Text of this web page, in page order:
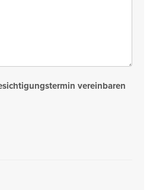
vereinbaren